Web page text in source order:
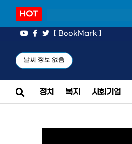
HOT
[ BookMark ]
날씨 정보 없음
정치 복지 사회기업